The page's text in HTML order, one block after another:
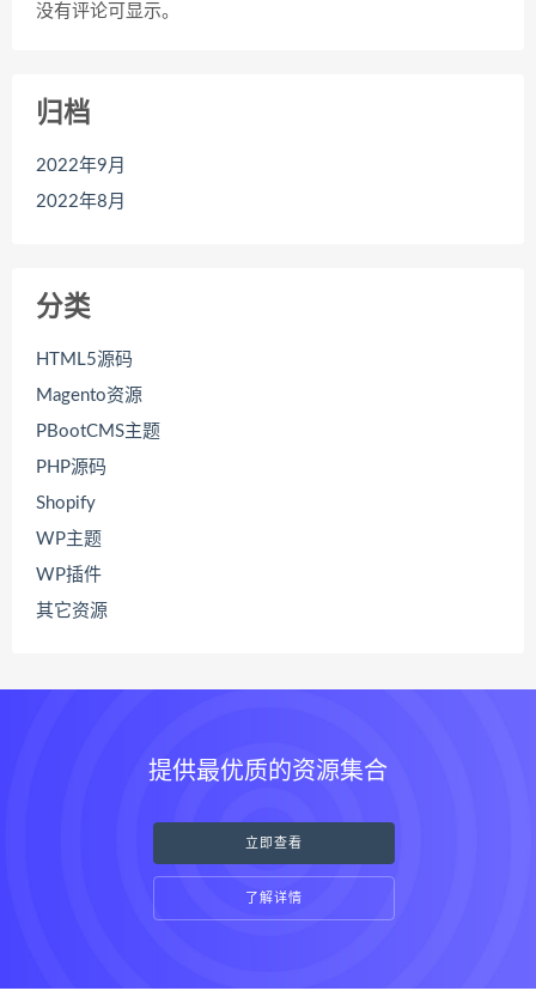
没有评论可显示。
归档
2022年9月
2022年8月
分类
HTML5源码
Magento资源
PBootCMS主题
PHP源码
Shopify
WP主题
WP插件
其它资源
提供最优质的资源集合
立即查看
了解详情